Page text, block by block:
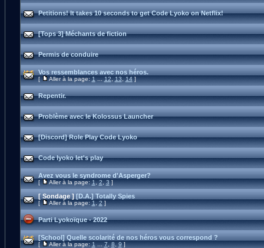
Petitions! It takes 10 seconds to get Code Lyoko on Netflix!
[Tops 3] Méchants de fiction
Permis de conduire
Vos ressemblances avec nos héros.
[ Aller à la page:1...12,13,14]
Repentir.
Problème avec le Kolossus Launcher
[Discord] Role Play Code Lyoko
Code lyoko let's play
Avez vous le syndrome d'Asperger?
[ Aller à la page:1,2,3]
[ Sondage ] [D.A.] Totally Spies
[ Aller à la page:1,2]
Parti Lyokoïque - 2022
[School] Quelle scolarité de nos héros vous correspond ?
[ Aller à la page:1...7,8,9]